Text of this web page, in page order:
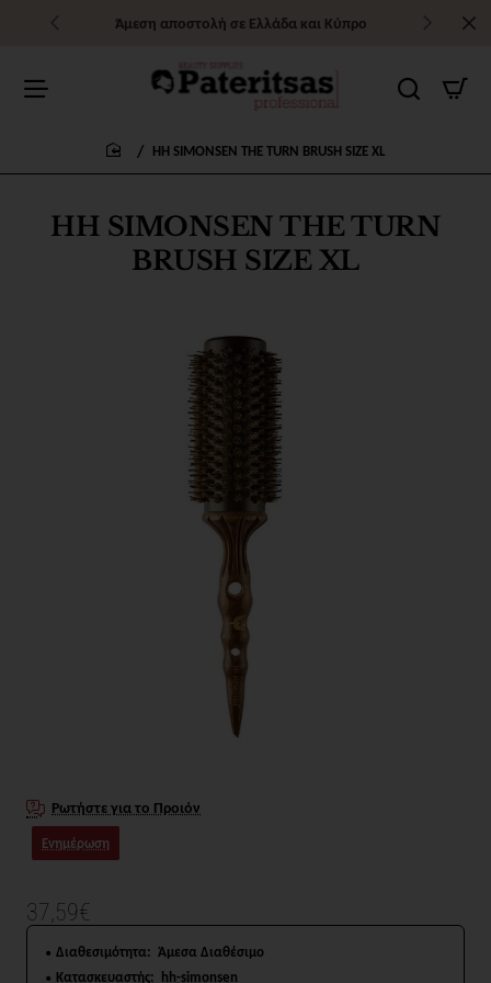
Άμεση αποστολή σε Ελλάδα και Κύπρο
HH SIMONSEN THE TURN
BRUSH SIZE XL
HH SIMONSEN THE TURN BRUSH SIZE XL
Ρωτήστε για το Προιόν
Ενημέρωση
37,59€
Διαθεσιμότητα: Άμεσα Διαθέσιμο
Κατασκευαστής: hh-simonsen